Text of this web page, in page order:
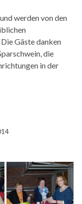
werden von den
Gäste danken
die
in der